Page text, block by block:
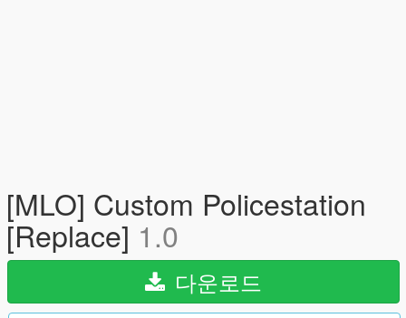
[MLO] Custom Policestation
[Replace] 1.0
다운로드